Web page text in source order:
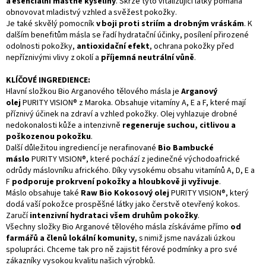
obnovovat mladistvý vzhled a svěžest pokožky.
Je také skvělý pomocníkv boji proti striím a drobným vráskám. K
dalším benefitům másla se řadí hydratační účinky, posílení přirozené
odolnosti pokožky, antioxidační efekt, ochrana pokožky před
nepříznivými vlivy z okolí a příjemná neutrální vůně.
KLÍČOVÉ INGREDIENCE:
Hlavní složkou Bio Arganového tělového másla je Arganový
olejPURITY VISION® z Maroka. Obsahuje vitamíny A, E a F, které mají
příznivý účinek na zdraví a vzhled pokožky. Olej vyhlazuje drobné
nedokonalosti kůže a intenzivně regeneruje suchou, citlivou a
poškozenou pokožku.
Další důležitou ingrediencí je nerafinované Bio Bambucké
máslo PURITY VISION®, které pochází z jedinečné východoafrické
odrůdy máslovníku afrického. Díky vysokému obsahu vitamínů A, D, E a
F podporuje prokrvení pokožky a hloubkově ji vyživuje.
Máslo obsahuje také Raw Bio Kokosový olejPURITY VISION®, který
dodá vaší pokožce prospěšné látky jako čerstvě otevřený kokos.
Zaručíintenzivní hydrataci všem druhům pokožky.
Všechny složky Bio Arganové tělového másla získáváme přímo od
farmářů a členů lokální komunity, s nimiž jsme navázali úzkou
spolupráci. Chceme tak pro ně zajistit férové podmínky a pro své
zákazníky vysokou kvalitu našich výrobků.